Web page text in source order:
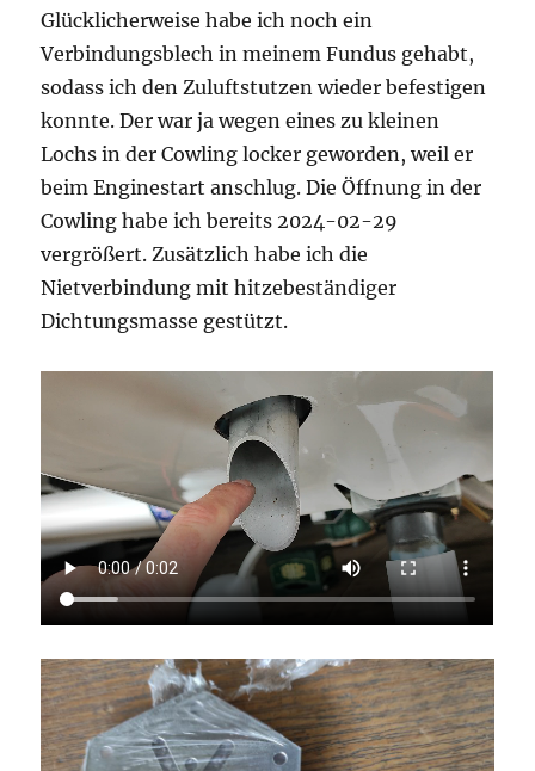
Glücklicherweise habe ich noch ein
Verbindungsblech in meinem Fundus gehabt,
sodass ich den Zuluftstutzen wieder befestigen
konnte. Der war ja wegen eines zu kleinen
Lochs in der Cowling locker geworden, weil er
beim Enginestart anschlug. Die Öffnung in der
Cowling habe ich bereits 2024-02-29
vergrößert. Zusätzlich habe ich die
Nietverbindung mit hitzebeständiger
Dichtungsmasse gestützt.